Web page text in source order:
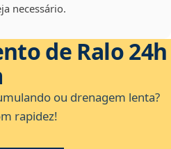
necessário.
de Ralo 24h
ou drenagem lenta?
rapidez!